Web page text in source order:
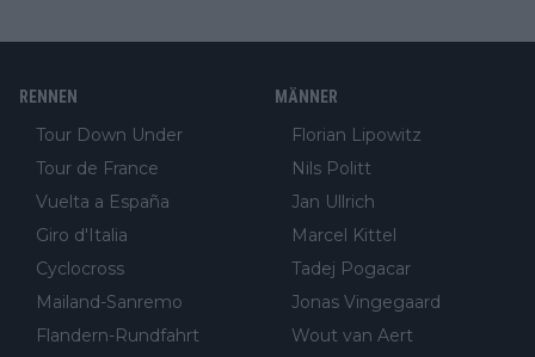
RENNEN
Tour Down Under
Tour de France
Vuelta a España
Giro d'Italia
Cyclocross
Mailand-Sanremo
Flandern-Rundfahrt
MÄNNER
Florian Lipowitz
Nils Politt
Jan Ullrich
Marcel Kittel
Tadej Pogacar
Jonas Vingegaard
Wout van Aert